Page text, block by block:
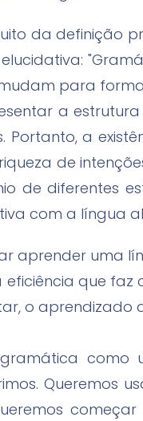
da definição
para
a
Portanto, a
de
de diferentes
com a língua
aprender uma
eficiência que
o aprendizado
Queremos